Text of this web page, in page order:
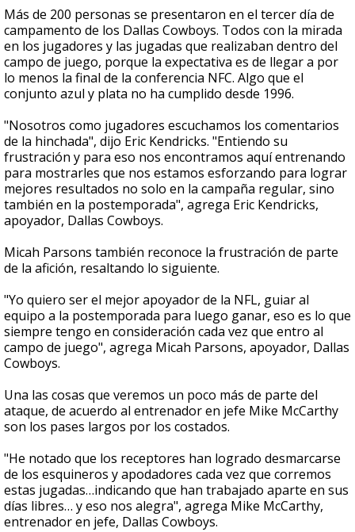
Más de 200 personas se presentaron en el tercer día de
campamento de los Dallas Cowboys. Todos con la mirada
en los jugadores y las jugadas que realizaban dentro del
campo de juego, porque la expectativa es de llegar a por
lo menos la final de la conferencia NFC. Algo que el
conjunto azul y plata no ha cumplido desde 1996.
"Nosotros como jugadores escuchamos los comentarios
de la hinchada", dijo Eric Kendricks. "Entiendo su
frustración y para eso nos encontramos aquí entrenando
para mostrarles que nos estamos esforzando para lograr
mejores resultados no solo en la campaña regular, sino
también en la postemporada", agrega Eric Kendricks,
apoyador, Dallas Cowboys.
Micah Parsons también reconoce la frustración de parte
de la afición, resaltando lo siguiente.
"Yo quiero ser el mejor apoyador de la NFL, guiar al
equipo a la postemporada para luego ganar, eso es lo que
siempre tengo en consideración cada vez que entro al
campo de juego", agrega Micah Parsons, apoyador, Dallas
Cowboys.
Una las cosas que veremos un poco más de parte del
ataque, de acuerdo al entrenador en jefe Mike McCarthy
son los pases largos por los costados.
"He notado que los receptores han logrado desmarcarse
de los esquineros y apodadores cada vez que corremos
estas jugadas…indicando que han trabajado aparte en sus
días libres… y eso nos alegra", agrega Mike McCarthy,
entrenador en jefe, Dallas Cowboys.